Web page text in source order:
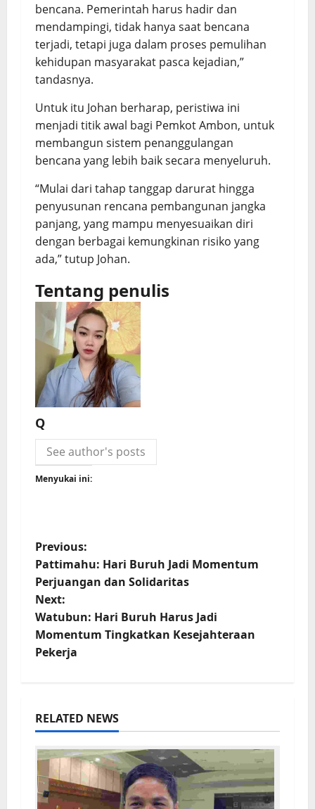
bencana. Pemerintah harus hadir dan
mendampingi, tidak hanya saat bencana
terjadi, tetapi juga dalam proses pemulihan
kehidupan masyarakat pasca kejadian,”
tandasnya.
Untuk itu Johan berharap, peristiwa ini
menjadi titik awal bagi Pemkot Ambon, untuk
membangun sistem penanggulangan
bencana yang lebih baik secara menyeluruh.
“Mulai dari tahap tanggap darurat hingga
penyusunan rencana pembangunan jangka
panjang, yang mampu menyesuaikan diri
dengan berbagai kemungkinan risiko yang
ada,” tutup Johan.
Tentang penulis
Q
See author's posts
Menyukai ini:
Previous:
Pattimahu: Hari Buruh Jadi Momentum
Perjuangan dan Solidaritas
Next:
Watubun: Hari Buruh Harus Jadi
Momentum Tingkatkan Kesejahteraan
Pekerja
RELATED NEWS